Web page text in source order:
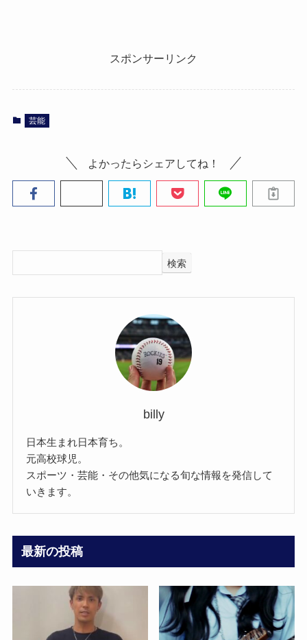
スポンサーリンク
芸能
よかったらシェアしてね！
検索
billy
日本生まれ日本育ち。
元高校球児。
スポーツ・芸能・その他気になる旬な情報を発信して
いきます。
最新の投稿